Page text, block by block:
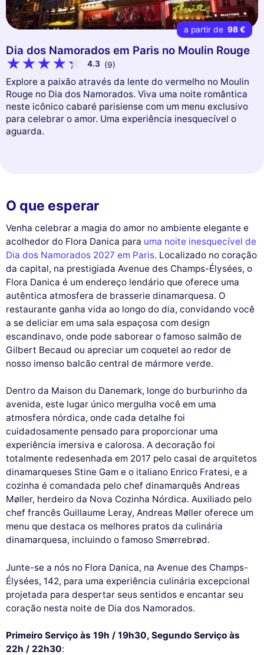
a partir de 98 €
Dia dos Namorados em Paris no Moulin Rouge
4.3 (9)
Explore a paixão através da lente do vermelho no Moulin
Rouge no Dia dos Namorados. Viva uma noite romântica
neste icônico cabaré parisiense com um menu exclusivo
para celebrar o amor. Uma experiência inesquecível o
aguarda.
O que esperar
Venha celebrar a magia do amor no ambiente elegante e
acolhedor do Flora Danica para uma noite inesquecível de
Dia dos Namorados 2027 em Paris. Localizado no coração
da capital, na prestigiada Avenue des Champs-Élysées, o
Flora Danica é um endereço lendário que oferece uma
autêntica atmosfera de brasserie dinamarquesa. O
restaurante ganha vida ao longo do dia, convidando você
a se deliciar em uma sala espaçosa com design
escandinavo, onde pode saborear o famoso salmão de
Gilbert Becaud ou apreciar um coquetel ao redor de
nosso imenso balcão central de mármore verde.
Dentro da Maison du Danemark, longe do burburinho da
avenida, este lugar único mergulha você em uma
atmosfera nórdica, onde cada detalhe foi
cuidadosamente pensado para proporcionar uma
experiência imersiva e calorosa. A decoração foi
totalmente redesenhada em 2017 pelo casal de arquitetos
dinamarqueses Stine Gam e o italiano Enrico Fratesi, e a
cozinha é comandada pelo chef dinamarquês Andreas
Møller, herdeiro da Nova Cozinha Nórdica. Auxiliado pelo
chef francês Guillaume Leray, Andreas Møller oferece um
menu que destaca os melhores pratos da culinária
dinamarquesa, incluindo o famoso Smørrebrød.
Junte-se a nós no Flora Danica, na Avenue des Champs-
Élysées, 142, para uma experiência culinária excepcional
projetada para despertar seus sentidos e encantar seu
coração nesta noite de Dia dos Namorados.
Primeiro Serviço às 19h / 19h30, Segundo Serviço às
22h / 22h30: